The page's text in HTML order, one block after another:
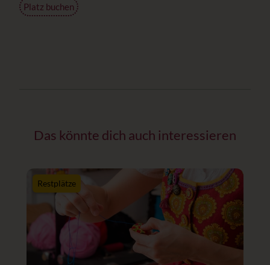
Platz buchen
Das könnte dich auch interessieren
Restplätze